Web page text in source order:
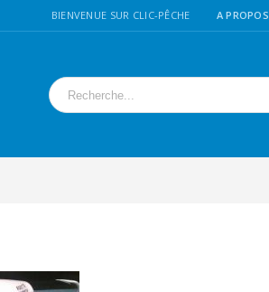
BIENVENUE SUR CLIC-PÊCHE A PROPOS